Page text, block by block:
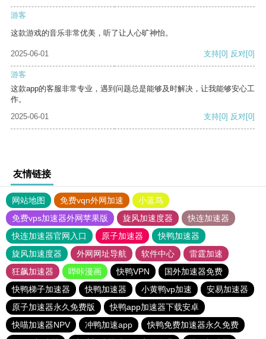
游客
这款游戏的音乐非常优美，听了让人心旷神怡。
2025-06-01 支持[0] 反对[0]
游客
这款app的客服非常专业，遇到问题总是能够及时解决，让我能够安心工
作。
2025-06-01
支持[0] 反对[0]
友情链接
网站地图 免费vqn外网加速
小蓝鸟
免费vps加速器外网苹果版
旋风加速度器
快连加速器
快连加速器官网入口
原子加速器
快鸭加速器
旋风加速度器
外网网址导航 软件中心
雷霆加速
狂飙加速器
哔咔漫画 快鸭VPN
国外加速器免费
快鸭梯子加速器
快鸭加速器 小黄鸭vp加速
安易加速器
原子加速器永久免费版
快鸭app加速器下载安卓
快喵加速器NPV
冲鸭加速app
快鸭免费加速器永久免费